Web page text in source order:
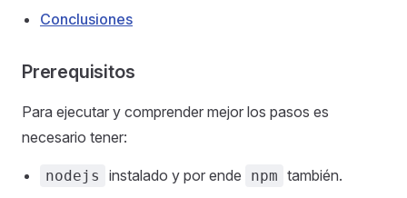
Conclusiones
Prerequisitos
Para ejecutar y comprender mejor los pasos es
necesario tener:
nodejs instalado y por ende npm también.